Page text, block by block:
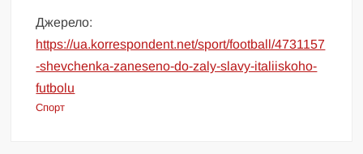
Джерело:
https://ua.korrespondent.net/sport/football/4731157
-shevchenka-zaneseno-do-zaly-slavy-italiiskoho-
futbolu
Спорт